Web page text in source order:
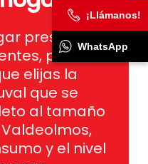
presentan
por eso
elijas la
que se
al tamaño
y el nivel
de
¡Llámanos!
WhatsApp